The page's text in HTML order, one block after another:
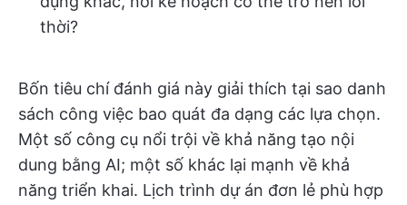
thời?
Bốn tiêu chí đánh giá này giải thích tại sao danh
sách công việc bao quát đa dạng các lựa chọn.
Một số công cụ nổi trội về khả năng tạo nội
dung bằng AI; một số khác lại mạnh về khả
năng triển khai. Lịch trình dự án đơn lẻ phù hợp